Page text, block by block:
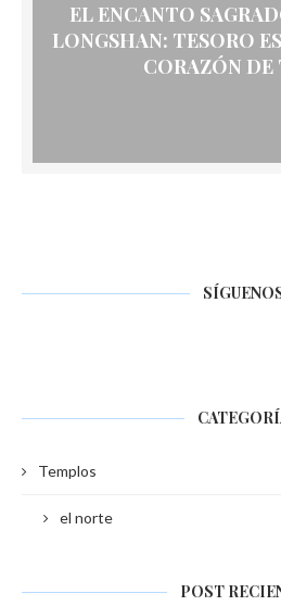
EL ENCANTO
LONGSHAN: TESORO
CORAZÓN
Templos
el norte
POST